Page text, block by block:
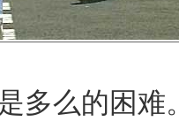
多么的困难。